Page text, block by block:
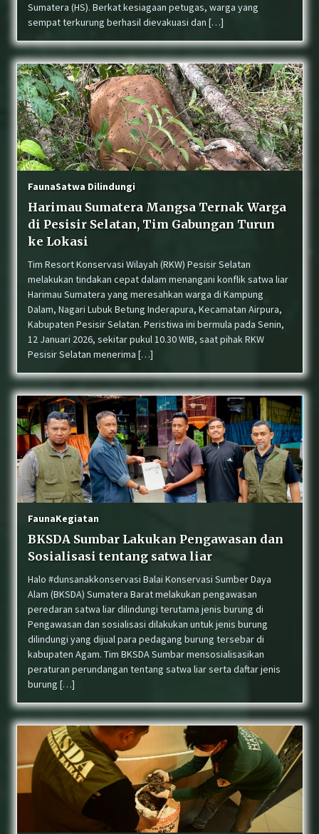
Sumatera (HS). Berkat kesiagaan petugas, warga yang
sempat terkurung berhasil dievakuasi dan […]
FaunaSatwa Dilindungi
Harimau Sumatera Mangsa Ternak Warga
di Pesisir Selatan, Tim Gabungan Turun
ke Lokasi
Tim Resort Konservasi Wilayah (RKW) Pesisir Selatan
melakukan tindakan cepat dalam menangani konflik satwa liar
Harimau Sumatera yang meresahkan warga di Kampung
Dalam, Nagari Lubuk Betung Inderapura, Kecamatan Airpura,
Kabupaten Pesisir Selatan. Peristiwa ini bermula pada Senin,
12 Januari 2026, sekitar pukul 10.30 WIB, saat pihak RKW
Pesisir Selatan menerima […]
FaunaKegiatan
BKSDA Sumbar Lakukan Pengawasan dan
Sosialisasi tentang satwa liar
Halo #dunsanakkonservasi Balai Konservasi Sumber Daya
Alam (BKSDA) Sumatera Barat melakukan pengawasan
peredaran satwa liar dilindungi terutama jenis burung di
Pengawasan dan sosialisasi dilakukan untuk jenis burung
dilindungi yang dijual para pedagang burung tersebar di
kabupaten Agam. Tim BKSDA Sumbar mensosialisasikan
peraturan perundangan tentang satwa liar serta daftar jenis
burung […]